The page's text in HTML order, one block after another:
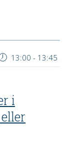
13:00 - 13:45
i